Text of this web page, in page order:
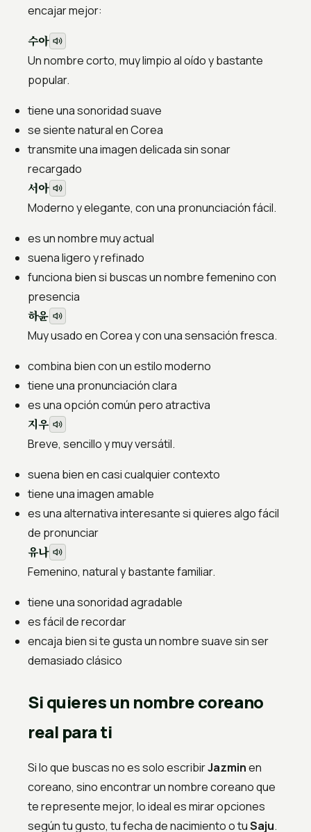
encajar mejor:
수아
Un nombre corto, muy limpio al oído y bastante
popular.
tiene una sonoridad suave
se siente natural en Corea
transmite una imagen delicada sin sonar
recargado
서아
Moderno y elegante, con una pronunciación fácil.
es un nombre muy actual
suena ligero y refinado
funciona bien si buscas un nombre femenino con
presencia
하윤
Muy usado en Corea y con una sensación fresca.
combina bien con un estilo moderno
tiene una pronunciación clara
es una opción común pero atractiva
지우
Breve, sencillo y muy versátil.
suena bien en casi cualquier contexto
tiene una imagen amable
es una alternativa interesante si quieres algo fácil
de pronunciar
유나
Femenino, natural y bastante familiar.
tiene una sonoridad agradable
es fácil de recordar
encaja bien si te gusta un nombre suave sin ser
demasiado clásico
Si quieres un nombre coreano
real para ti
Si lo que buscas no es solo escribirJazminen
coreano, sino encontrar un nombre coreano que
te represente mejor, lo ideal es mirar opciones
según tu gusto, tu fecha de nacimiento o tuSaju.